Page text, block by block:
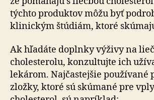
týchto produktov môžu byť
klinickým štúdiám, ktoré
Ak hľadáte doplnky výživy na
cholesterolu, konzultujte ich
lekárom. Najčastejšie používané
zložky, ktoré sú skúmané pre